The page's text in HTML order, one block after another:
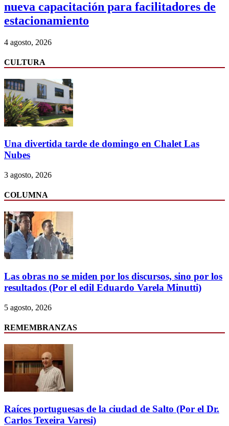
nueva capacitación para facilitadores de
estacionamiento
4 agosto, 2026
CULTURA
Una divertida tarde de domingo en Chalet Las
Nubes
3 agosto, 2026
COLUMNA
Las obras no se miden por los discursos, sino por los
resultados (Por el edil Eduardo Varela Minutti)
5 agosto, 2026
REMEMBRANZAS
Raíces portuguesas de la ciudad de Salto (Por el Dr.
Carlos Texeira Varesi)